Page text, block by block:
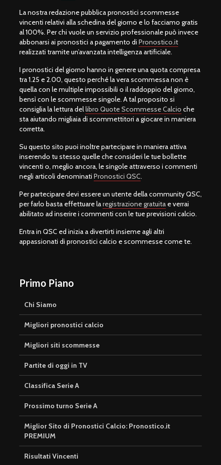
La nostra redazione pubblica pronostici scommesse
vincenti relativi alla schedina del giorno e lo facciamo gratis
al 100%. Per chi vuole un servizio professionale può invece
abbonarsi ai pronostici a pagamento di Pronostico.it
realizzati tramite un’avanzata intelligenza artificiale.
I pronostici del giorno hanno in genere una quota compresa
tra 1.25 e 2.00, questo perché la vera scommessa non è
quella con le multiple impossibili o il raddoppio del giorno,
bensì con le scommesse singole. A tal proposito si
consiglia la lettura dellibro Quote Scommesse Calcio che
sta aiutando migliaia di scommettitori a giocare in maniera
corretta.
Su questo sito puoi inoltre partecipare in maniera attiva
inserendo tu stesso quelle che consideri le tue bollette
vincenti o, meglio ancora, le singole attraverso i commenti
negli articoli denominati Pronostici QSC.
Per partecipare devi essere un utente della community QSC,
per farlo basta effettuare laregistrazione gratuita e verrai
abilitato ad inserire i commenti con le tue previsioni calcio.
Entra in QSC ed inizia a divertirti insieme agli altri
appassionati di pronostici calcio e scommesse come te.
Primo Piano
Chi Siamo
Migliori pronostici calcio
Migliori siti scommesse
Partite di oggi in TV
Classifica Serie A
Prossimo turno Serie A
Miglior Sito di Pronostici Calcio: Pronostico.it
PREMIUM
Risultati Vincenti